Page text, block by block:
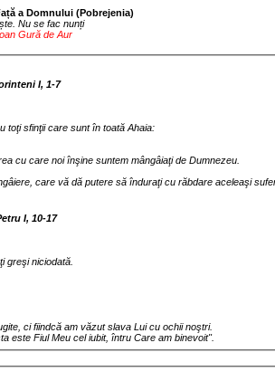
a Domnului (Pobrejenia)
Nu se fac nunți
Gură de Aur
I, 1-7
toţi sfinţii care sunt în toată Ahaia:
cu care noi înşine suntem mângâiaţi de Dumnezeu.
care vă dă putere să înduraţi cu răbdare aceleaşi
I, 10-17
greşi niciodată.
ci fiindcă am văzut slava Lui cu ochii noştri.
este Fiul Meu cel iubit, întru Care am binevoit".